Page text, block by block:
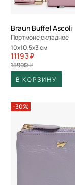
Braun Buffel Ascoli
Портмоне складное
10x10,5x3 см
11193 ₽
15990 ₽
В КОРЗИНУ
-30%